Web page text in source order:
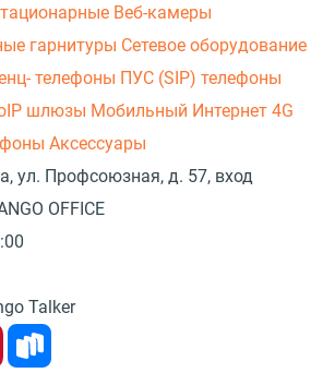
Веб-камеры
гарнитуры Сетевое оборудование
телефоны ПУС (SIP) телефоны
шлюзы Мобильный Интернет 4G
Аксессуары
ул. Профсоюзная, д. 57, вход
OFFICE
Talker